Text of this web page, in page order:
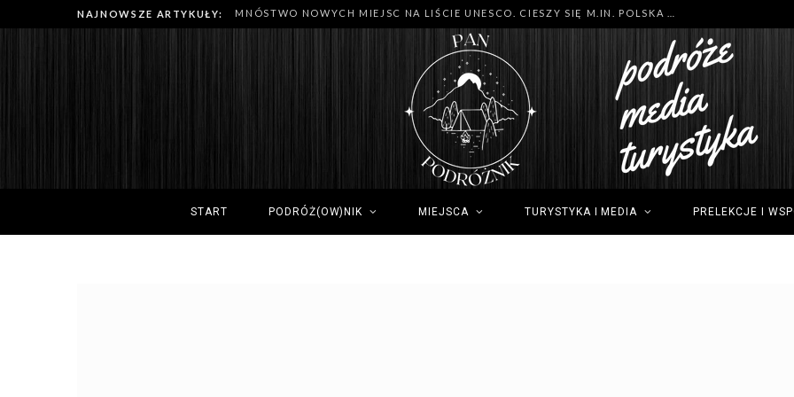
NAJNOWSZE ARTYKUŁY:
START PODRÓŻ(OW)NIK MIEJSCA TURYSTYKA I MEDIA PRELEKCJE I